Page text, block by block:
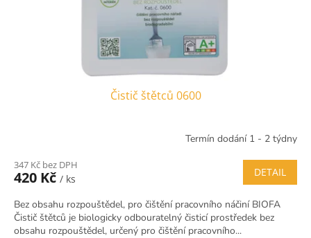
Čistič štětců 0600
Termín dodání 1 - 2 týdny
347 Kč bez DPH
420 Kč / ks
DETAIL
Bez obsahu rozpouštědel, pro čištění pracovního náčiní BIOFA
Čistič štětců je biologicky odbouratelný čisticí prostředek bez
obsahu rozpouštědel, určený pro čištění pracovního...